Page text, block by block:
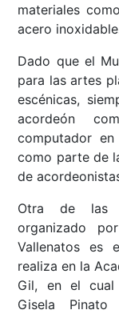
materiales
acero
Dado que el
para las artes
escénicas,
acordeón
computador
como parte de
de
Otra de las
organizado
Vallenatos es
realiza en la
Gil, en el cual
Gisela